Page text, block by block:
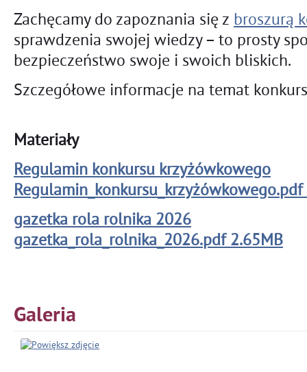
Zachęcamy do zapoznania się z broszurą
sprawdzenia swojej wiedzy – to prosty
bezpieczeństwo swoje i swoich bliskich.
Szczegółowe informacje na temat
Materiały
Regulamin konkursu krzyżówkowego
gazetka rola rolnika 2026
gazetka​_rola​_rolnika​_2026.pdf 2.65MB
Galeria